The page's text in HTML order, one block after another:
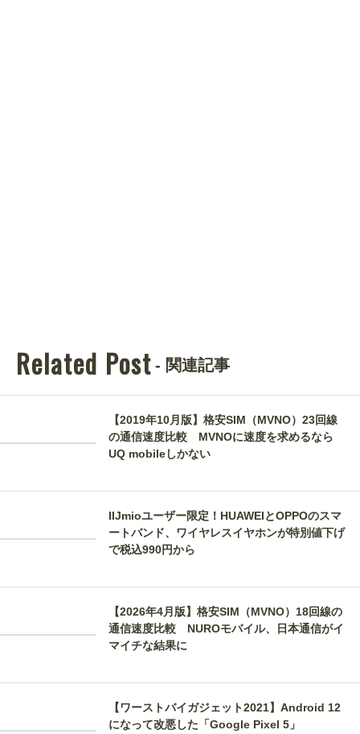
Related Post - 関連記事
【2019年10月版】格安SIM（MVNO）23回線
の通信速度比較 MVNOに速度を求めるなら
UQ mobileしかない
IIJmioユーザー限定！HUAWEIとOPPOのスマ
ートバンド、ワイヤレスイヤホンが特別値下げ
で税込990円から
【2026年4月版】格安SIM（MVNO）18回線の
通信速度比較 NUROモバイル、日本通信がイ
マイチな結果に
【ワーストバイガジェット2021】Android 12
になって改悪した「Google Pixel 5」